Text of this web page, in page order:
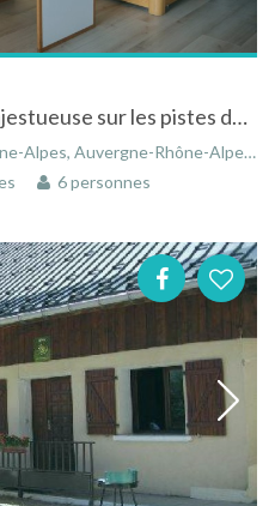
Appartement avec vue majestueuse sur les pistes du Corbier
Auvergne-Rhône-Alpes, France
6 personnes